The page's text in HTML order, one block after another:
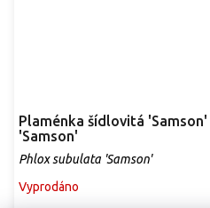
Plaménka šídlovitá 'Samson' - Phlox subulata
'Samson'
Phlox subulata 'Samson'
Vyprodáno